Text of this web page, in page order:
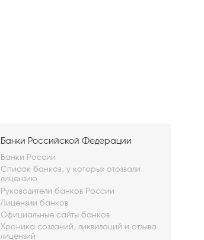
Банки Российской Федерации
Банки России
Список банков, у которых отозвали
лицензию
Руководители банков России
Лицензии банков
Официальные сайты банков
Хроника созданий, ликвидаций и отзыва
лицензий